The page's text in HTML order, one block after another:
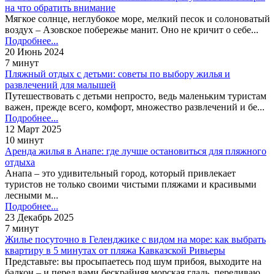
на что обратить внимание
Мягкое солнце, неглубокое море, мелкий песок и солоноватый
воздух – Азовское побережье манит. Оно не кричит о себе...
Подробнее...
20 Июнь 2024
7 минут
Пляжный отдых с детьми: советы по выбору жилья и
развлечений для малышей
Путешествовать с детьми непросто, ведь маленьким туристам
важен, прежде всего, комфорт, множество развлечений и бе...
Подробнее...
12 Март 2025
10 минут
Аренда жилья в Анапе: где лучше остановиться для пляжного
отдыха
Анапа – это удивительный город, который привлекает
туристов не только своими чистыми пляжами и красивыми
лесными м...
Подробнее...
23 Декабрь 2025
7 минут
Жилье посуточно в Геленджике с видом на море: как выбрать
квартиру в 5 минутах от пляжа Кавказской Ривьеры
Представьте: вы просыпаетесь под шум прибоя, выходите на